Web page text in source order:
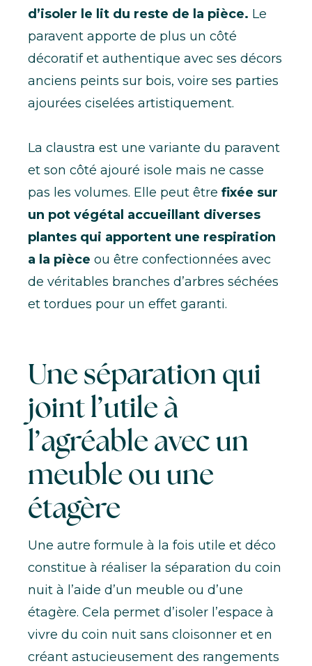
d’isoler le lit du reste de la pièce. Le
paravent apporte de plus un côté
décoratif et authentique avec ses décors
anciens peints sur bois, voire ses parties
ajourées ciselées artistiquement.
La claustra est une variante du paravent
et son côté ajouré isole mais ne casse
pas les volumes. Elle peut être fixée sur
un pot végétal accueillant diverses
plantes qui apportent une respiration
a la pièce ou être confectionnées avec
de véritables branches d’arbres séchées
et tordues pour un effet garanti.
Une séparation qui
joint l’utile à
l’agréable avec un
meuble ou une
étagère
Une autre formule à la fois utile et déco
constitue à réaliser la séparation du coin
nuit à l’aide d’un meuble ou d’une
étagère. Cela permet d’isoler l’espace à
vivre du coin nuit sans cloisonner et en
créant astucieusement des rangements